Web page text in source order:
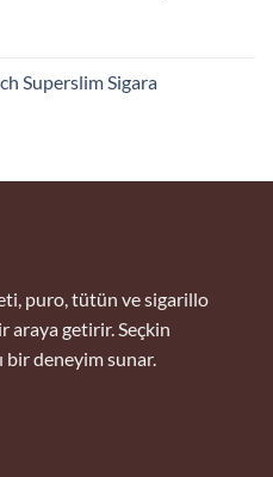
Superslim Sigara
puro, tütün ve sigarillo
araya getirir. Seçkin
bir deneyim sunar.